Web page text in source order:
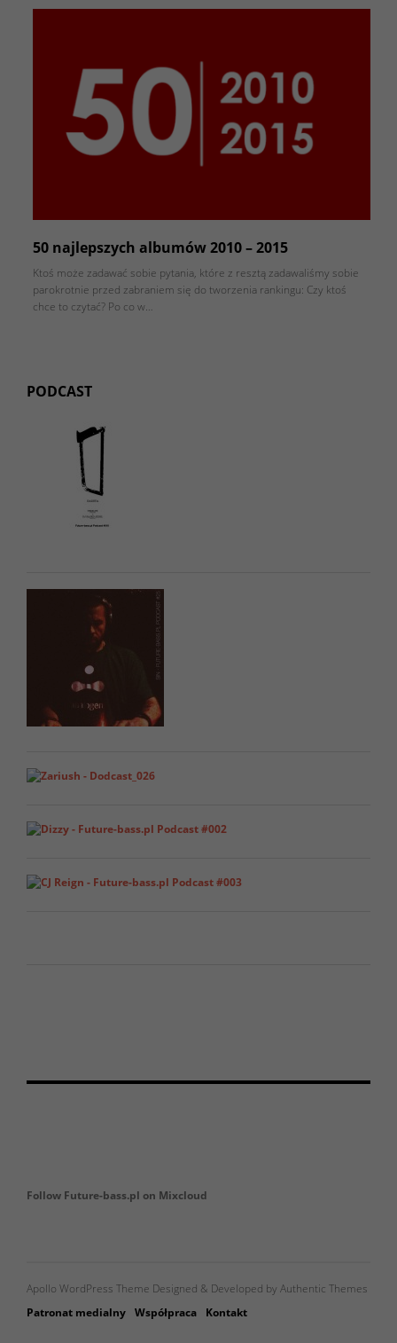
50 najlepszych albumów 2010 – 2015
Ktoś może zadawać sobie pytania, które z resztą zadawaliśmy sobie
parokrotnie przed zabraniem się do tworzenia rankingu: Czy ktoś
chce to czytać? Po co w…
PODCAST
Follow Future-bass.pl on Mixcloud
Apollo WordPress Theme Designed & Developed by Authentic Themes
Patronat medialny Współpraca Kontakt